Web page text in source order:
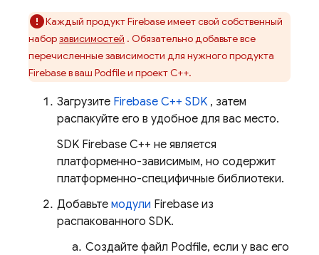
Каждый продукт Firebase имеет свой собственный
наборзависимостей . Обязательно добавьте все
перечисленные зависимости для нужного продукта
Firebase в ваш Podfile и проект C++.
Загрузите Firebase C++ SDK , затем
распакуйте его в удобное для вас место.
SDK Firebase C++ не является
платформенно-зависимым, но содержит
платформенно-специфичные библиотеки.
Добавьте модули Firebase из
распакованного SDK.
Создайте файл Podfile, если у вас его